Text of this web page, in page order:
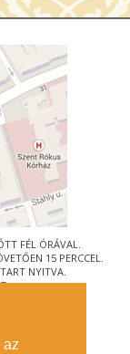
az
FÉL ÓRÁVAL.
15 PERCCEL.
NYITVA.